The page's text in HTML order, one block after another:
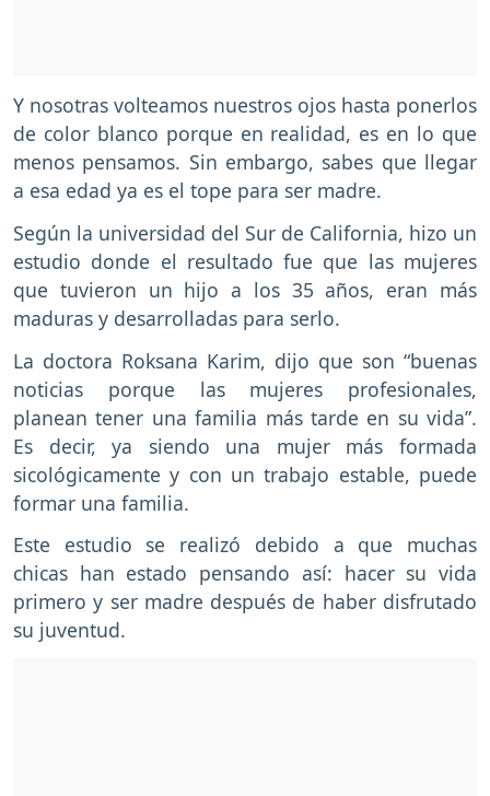
Y nosotras volteamos nuestros ojos hasta ponerlos
de color blanco porque en realidad, es en lo que
menos pensamos. Sin embargo, sabes que llegar
a esa edad ya es el tope para ser madre.
Según la universidad del Sur de California, hizo un
estudio donde el resultado fue que las mujeres
que tuvieron un hijo a los 35 años, eran más
maduras y desarrolladas para serlo.
La doctora Roksana Karim, dijo que son “buenas
noticias porque las mujeres profesionales,
planean tener una familia más tarde en su vida”.
Es decir, ya siendo una mujer más formada
sicológicamente y con un trabajo estable, puede
formar una familia.
Este estudio se realizó debido a que muchas
chicas han estado pensando así: hacer su vida
primero y ser madre después de haber disfrutado
su juventud.